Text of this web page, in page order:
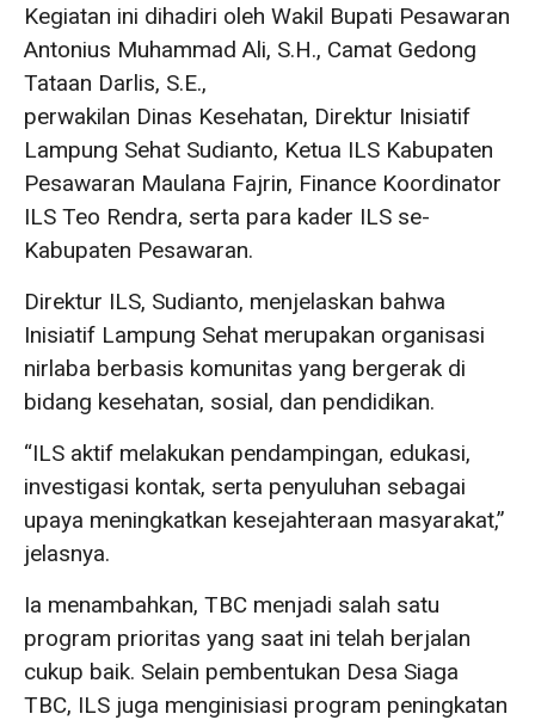
Kegiatan ini dihadiri oleh Wakil Bupati Pesawaran
Antonius Muhammad Ali, S.H., Camat Gedong
Tataan Darlis, S.E.,
perwakilan Dinas Kesehatan, Direktur Inisiatif
Lampung Sehat Sudianto, Ketua ILS Kabupaten
Pesawaran Maulana Fajrin, Finance Koordinator
ILS Teo Rendra, serta para kader ILS se-
Kabupaten Pesawaran.
Direktur ILS, Sudianto, menjelaskan bahwa
Inisiatif Lampung Sehat merupakan organisasi
nirlaba berbasis komunitas yang bergerak di
bidang kesehatan, sosial, dan pendidikan.
“ILS aktif melakukan pendampingan, edukasi,
investigasi kontak, serta penyuluhan sebagai
upaya meningkatkan kesejahteraan masyarakat,”
jelasnya.
Ia menambahkan, TBC menjadi salah satu
program prioritas yang saat ini telah berjalan
cukup baik. Selain pembentukan Desa Siaga
TBC, ILS juga menginisiasi program peningkatan